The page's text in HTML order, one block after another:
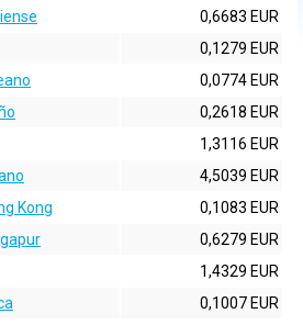
0,6683 EUR
0,1279 EUR
0,0774 EUR
0,2618 EUR
1,3116 EUR
4,5039 EUR
Kong
0,1083 EUR
0,6279 EUR
1,4329 EUR
0,1007 EUR